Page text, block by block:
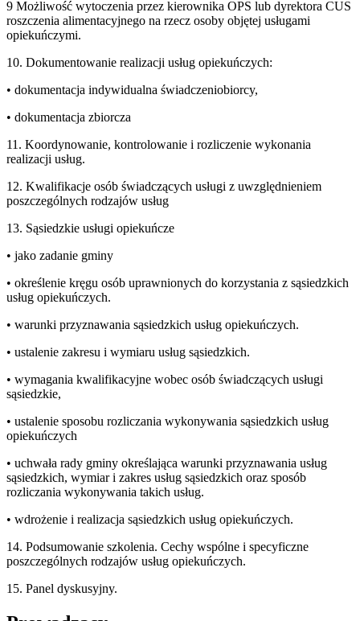
9 Możliwość wytoczenia przez kierownika OPS lub dyrektora CUS
roszczenia alimentacyjnego na rzecz osoby objętej usługami
opiekuńczymi.
10. Dokumentowanie realizacji usług opiekuńczych:
• dokumentacja indywidualna świadczeniobiorcy,
• dokumentacja zbiorcza
11. Koordynowanie, kontrolowanie i rozliczenie wykonania
realizacji usług.
12. Kwalifikacje osób świadczących usługi z uwzględnieniem
poszczególnych rodzajów usług
13. Sąsiedzkie usługi opiekuńcze
• jako zadanie gminy
• określenie kręgu osób uprawnionych do korzystania z sąsiedzkich
usług opiekuńczych.
• warunki przyznawania sąsiedzkich usług opiekuńczych.
• ustalenie zakresu i wymiaru usług sąsiedzkich.
• wymagania kwalifikacyjne wobec osób świadczących usługi
sąsiedzkie,
• ustalenie sposobu rozliczania wykonywania sąsiedzkich usług
opiekuńczych
• uchwała rady gminy określająca warunki przyznawania usług
sąsiedzkich, wymiar i zakres usług sąsiedzkich oraz sposób
rozliczania wykonywania takich usług.
• wdrożenie i realizacja sąsiedzkich usług opiekuńczych.
14. Podsumowanie szkolenia. Cechy wspólne i specyficzne
poszczególnych rodzajów usług opiekuńczych.
15. Panel dyskusyjny.